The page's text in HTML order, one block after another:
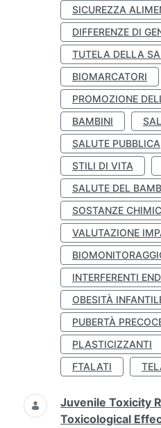
SICUREZZA
DIFFERENZE DI
TUTELA DELLA
BIOMARCATORI
PROMOZIONE
BAMBINI
SALUTE PUBBLICA
STILI DI VITA
SALUTE DEL
SOSTANZE
VALUTAZIONE
INTERFERENTI
OBESITÀ
PUBERTÀ
PLASTICIZZANTI
FTALATI
Juvenile Toxicity
Toxicological